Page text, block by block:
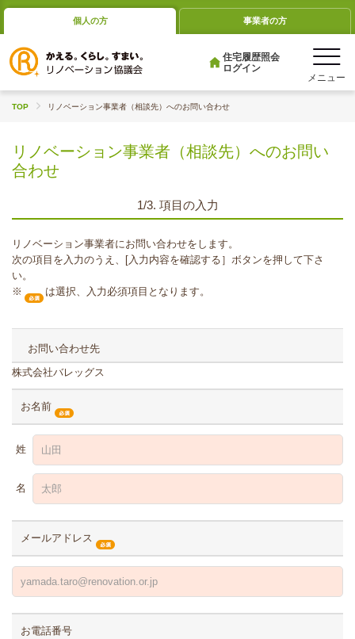
個人の方 事業者の方
住宅履歴照会
ログイン
TOP リノベーション事業者（相談先）へのお問い合わせ
リノベーション事業者（相談先）へのお問い
合わせ
1/3. 項目の入力
リノベーション事業者にお問い合わせをします。
次の項目を入力のうえ、[入力内容を確認する］ボタンを押して下さ
い。
※
は選択、入力必須項目となります。
お問い合わせ先
株式会社バレッグス
お名前
姓
名
メールアドレス
お電話番号